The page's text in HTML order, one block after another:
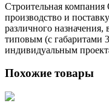
Строительная
производство и
различного
типовым (с габаритами
индивидуальным
Похожие товары